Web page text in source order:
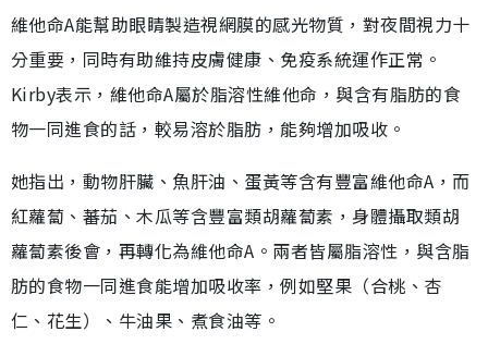
維他命A能幫助眼睛製造視網膜的感光物質，對夜間視力十
分重要，同時有助維持皮膚健康、免疫系統運作正常。
Kirby表示，維他命A屬於脂溶性維他命，與含有脂肪的食
物一同進食的話，較易溶於脂肪，能夠增加吸收。
她指出，動物肝臟、魚肝油、蛋黃等含有豐富維他命A，而
紅蘿蔔、蕃茄、木瓜等含豐富類胡蘿蔔素，身體攝取類胡
蘿蔔素後會，再轉化為維他命A。兩者皆屬脂溶性，與含脂
肪的食物一同進食能增加吸收率，例如堅果（合桃、杏
仁、花生）、牛油果、煮食油等。